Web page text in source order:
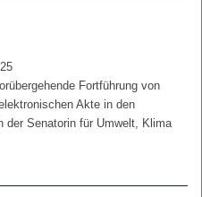
Fortführung von
Akte in den
der Senatorin für Umwelt, Klima